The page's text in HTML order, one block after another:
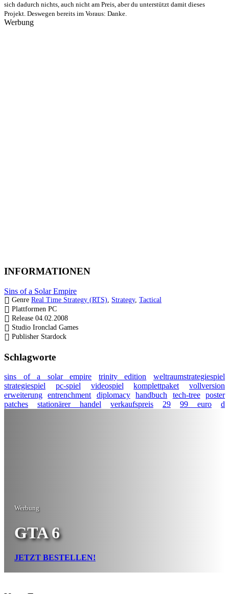
sich dadurch nichts, auch nicht am Preis, aber du unterstützt damit dieses
Projekt. Deswegen bereits im Voraus: Danke.
Werbung
INFORMATIONEN
Sins of a Solar Empire
Genre Real Time Strategy (RTS) Strategy, Tactical
Plattformen PC
Release 04.02.2008
Studio Ironclad Games
Publisher Stardock
Schlagworte
sins of a solar empire trinity edition
weltraumstrategiespiel
strategiespiel
pc-spiel videospiel komplettpaket
vollversion
erweiterung
entrenchment diplomacy handbuch tech-tree
poster
patches
stationärer handel verkaufspreis 29 99 euro d
Werbung
GTA 6
JETZT BESTELLEN!